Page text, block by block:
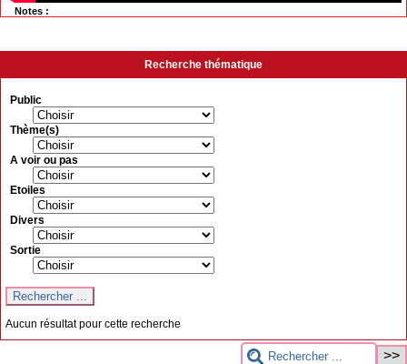
Notes :
Recherche thématique
Public
Thème(s)
A voir ou pas
Etoiles
Divers
Sortie
Aucun résultat pour cette recherche